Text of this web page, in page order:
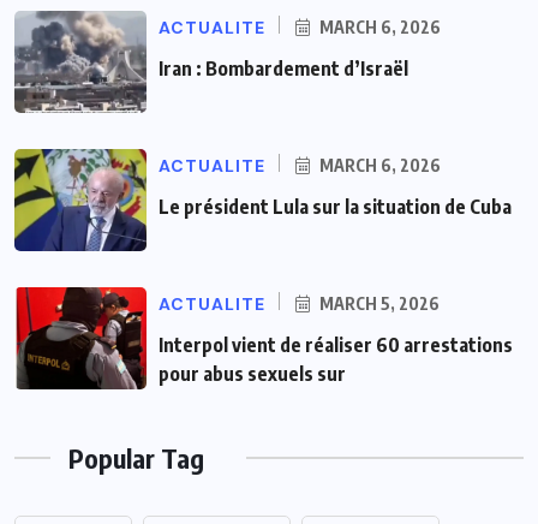
ACTUALITE MARCH 6, 2026
Iran : Bombardement d’Israël
ACTUALITE MARCH 6, 2026
Le président Lula sur la situation de Cuba
ACTUALITE MARCH 5, 2026
Interpol vient de réaliser 60 arrestations
pour abus sexuels sur
Popular Tag